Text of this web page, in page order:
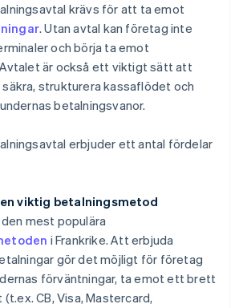
krävs för att ta emot
. Utan avtal kan företag inte
och börja ta emot
är också ett viktigt sätt att
strukturera kassaflödet och
betalningsvanor.
erbjuder ett antal fördelar
viktig betalningsmetod
mest populära
i Frankrike. Att erbjuda
gör det möjligt för företag
förväntningar, ta emot ett brett
CB, Visa, Mastercard,